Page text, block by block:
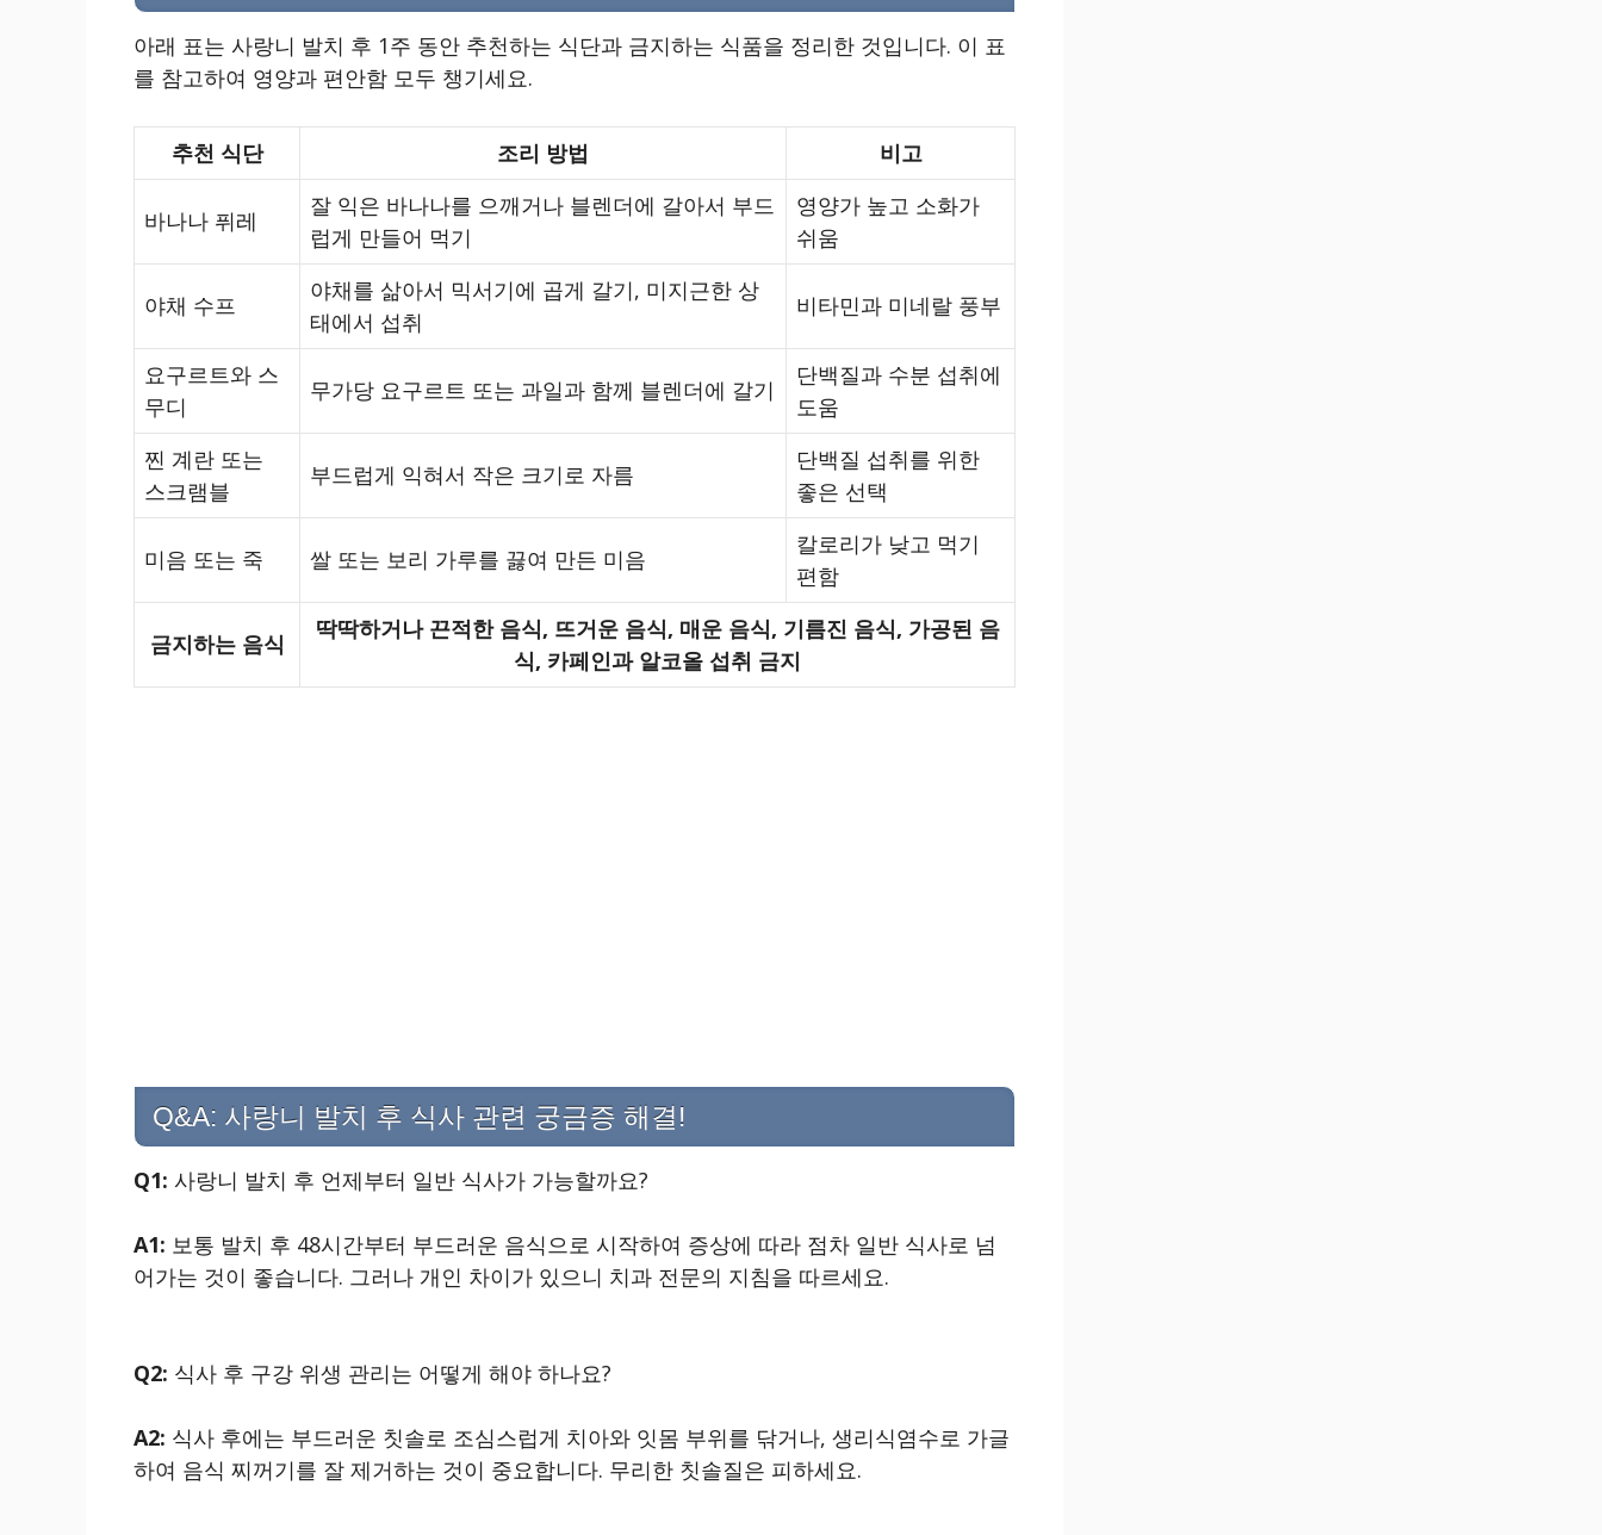
아래 표는 사랑니 발치 후 1주 동안 추천하는 식단과 금지하는 식품을 정리한 것입니다. 이 표
를 참고하여 영양과 편안함 모두 챙기세요.
추천 식단 조리 방법 비고
바나나 퓌레
잘 익은 바나나를 으깨거나 블렌더에 갈아서 부드
럽게 만들어 먹기
영양가 높고 소화가
쉬움
야채 수프
야채를 삶아서 믹서기에 곱게 갈기, 미지근한 상
태에서 섭취
비타민과 미네랄 풍부
요구르트와 스
무디
무가당 요구르트 또는 과일과 함께 블렌더에 갈기
단백질과 수분 섭취에
도움
찐 계란 또는
스크램블
부드럽게 익혀서 작은 크기로 자름
단백질 섭취를 위한
좋은 선택
미음 또는 죽 쌀 또는 보리 가루를 끓여 만든 미음
칼로리가 낮고 먹기
편함
금지하는 음식
딱딱하거나 끈적한 음식, 뜨거운 음식, 매운 음식, 기름진 음식, 가공된 음
식, 카페인과 알코올 섭취 금지
Q&A: 사랑니 발치 후 식사 관련 궁금증 해결!
Q1: 사랑니 발치 후 언제부터 일반 식사가 가능할까요?
A1: 보통 발치 후 48시간부터 부드러운 음식으로 시작하여 증상에 따라 점차 일반 식사로 넘
어가는 것이 좋습니다. 그러나 개인 차이가 있으니 치과 전문의 지침을 따르세요.
Q2: 식사 후 구강 위생 관리는 어떻게 해야 하나요?
A2: 식사 후에는 부드러운 칫솔로 조심스럽게 치아와 잇몸 부위를 닦거나, 생리식염수로 가글
하여 음식 찌꺼기를 잘 제거하는 것이 중요합니다. 무리한 칫솔질은 피하세요.